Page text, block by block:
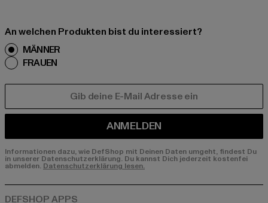
An welchen Produkten bist du interessiert?
MÄNNER
FRAUEN
ANMELDEN
Informationen dazu, wie DefShop mit Deinen Daten umgeht, findest Du
in unserer Datenschutzerklärung. Du kannst Dich jederzeit kostenfei
abmelden. Datenschutzerklärung lesen.